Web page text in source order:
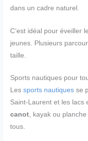
dans un cadre naturel.
C’est idéal pour éveiller
jeunes. Plusieurs
taille.
Sports nautiques pour
Lessports nautiques se
Saint-Laurent et les lacs
canot, kayak ou
tous.